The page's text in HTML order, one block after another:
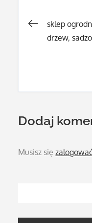
sklep
drzew,
Dodaj
Musisz sięzalogować